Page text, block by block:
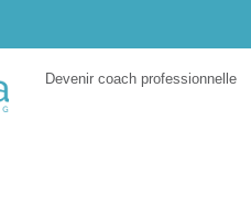
Devenir coach professionnelle